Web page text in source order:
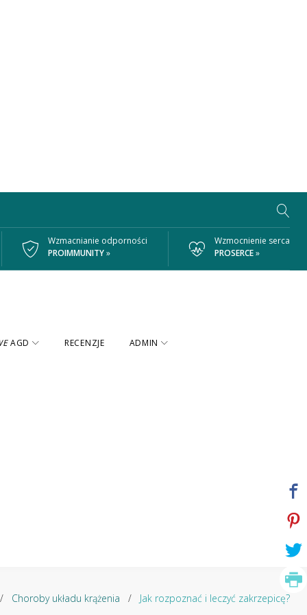
Wzmacnianie odporności
PROIMMUNITY»
Wzmocnienie serca
PROSERCE»
AGD RECENZJE ADMIN
/ Choroby układu krążenia / Jak rozpoznać i leczyć zakrzepicę?